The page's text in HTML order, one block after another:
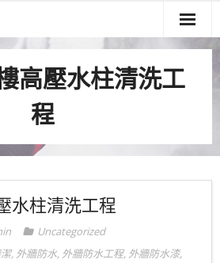
高壓水柱清洗工
程
水柱清洗工程
Uncategorized
, 外牆防水, 外牆防水工程, 外牆防水漆,